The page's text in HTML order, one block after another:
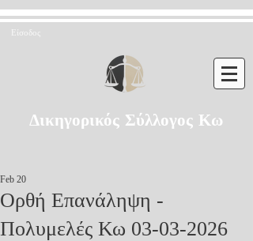
Είσοδος
Δικηγορικός Σύλλογος Κω
Ορθή Επανάληψη -
Πολυμελές Κω 03-03-2026
Feb 20